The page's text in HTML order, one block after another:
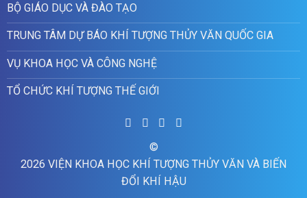
BỘ GIÁO DỤC VÀ ĐÀO TẠO
TRUNG TÂM DỰ BÁO KHÍ TƯỢNG THỦY VĂN QUỐC GIA
VỤ KHOA HỌC VÀ CÔNG NGHỆ
TỔ CHỨC KHÍ TƯỢNG THẾ GIỚI
©
2026 VIỆN KHOA HỌC KHÍ TƯỢNG THỦY VĂN VÀ BIẾN
ĐỔI KHÍ HẬU